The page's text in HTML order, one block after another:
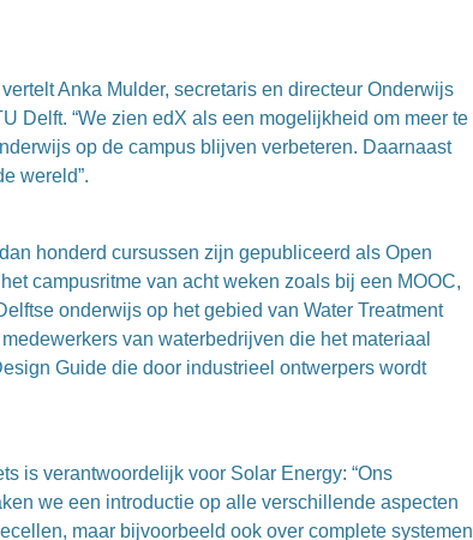
Anka Mulder, secretaris en directeur Onderwijs
Delft. “We zien edX als een mogelijkheid om meer te
op de campus blijven verbeteren. Daarnaast
wereld”.
honderd cursussen zijn gepubliceerd als Open
campusritme van acht weken zoals bij een MOOC,
onderwijs op het gebied van Water Treatment
van waterbedrijven die het materiaal
Guide die door industrieel ontwerpers wordt
is verantwoordelijk voor Solar Energy: “Ons
we een introductie op alle verschillende aspecten
maar bijvoorbeeld ook over complete systemen